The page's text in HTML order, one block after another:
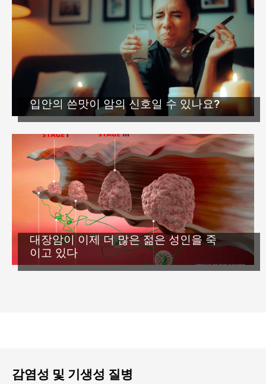
입안의 쓴맛이 암의 신호일 수 있나요?
대장암이 이제 더 많은 젊은 성인을 죽
이고 있다
감염성 및 기생성 질병